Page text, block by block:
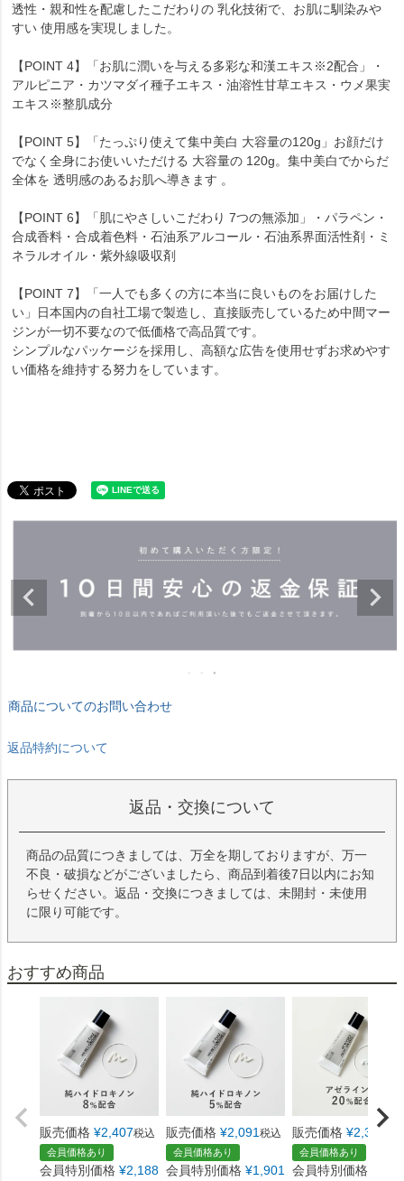
透性・親和性を配慮したこだわりの 乳化技術で、お肌に馴染みや
すい 使用感を実現しました。
【POINT 4】「お肌に潤いを与える多彩な和漢エキス※2配合」・
アルピニア・カツマダイ種子エキス・油溶性甘草エキス・ウメ果実
エキス※整肌成分
【POINT 5】「たっぷり使えて集中美白 大容量の120g」お顔だけ
でなく全身にお使いいただける 大容量の 120g。集中美白でからだ
全体を 透明感のあるお肌へ導きます 。
【POINT 6】「肌にやさしいこだわり 7つの無添加」・パラペン・
合成香料・合成着色料・石油系アルコール・石油系界面活性剤・ミ
ネラルオイル・紫外線吸収剤
【POINT 7】「一人でも多くの方に本当に良いものをお届けした
い」日本国内の自社工場で製造し、直接販売しているため中間マー
ジンが一切不要なので低価格で高品質です。
シンプルなパッケージを採用し、高額な広告を使用せずお求めやす
い価格を維持する努力をしています。
商品についてのお問い合わせ
商品の品質につきましては、万全を期しておりますが、万一
に限り可能です。
おすすめ商品
販売価格 2,407
会員価格あり
会員特別価格 ¥2,188
税込
販売価格 2,091
会員価格あり
会員特別価格 ¥1,901
税込
販売価格 2,354
会員価格あり
会員特別価格
税込